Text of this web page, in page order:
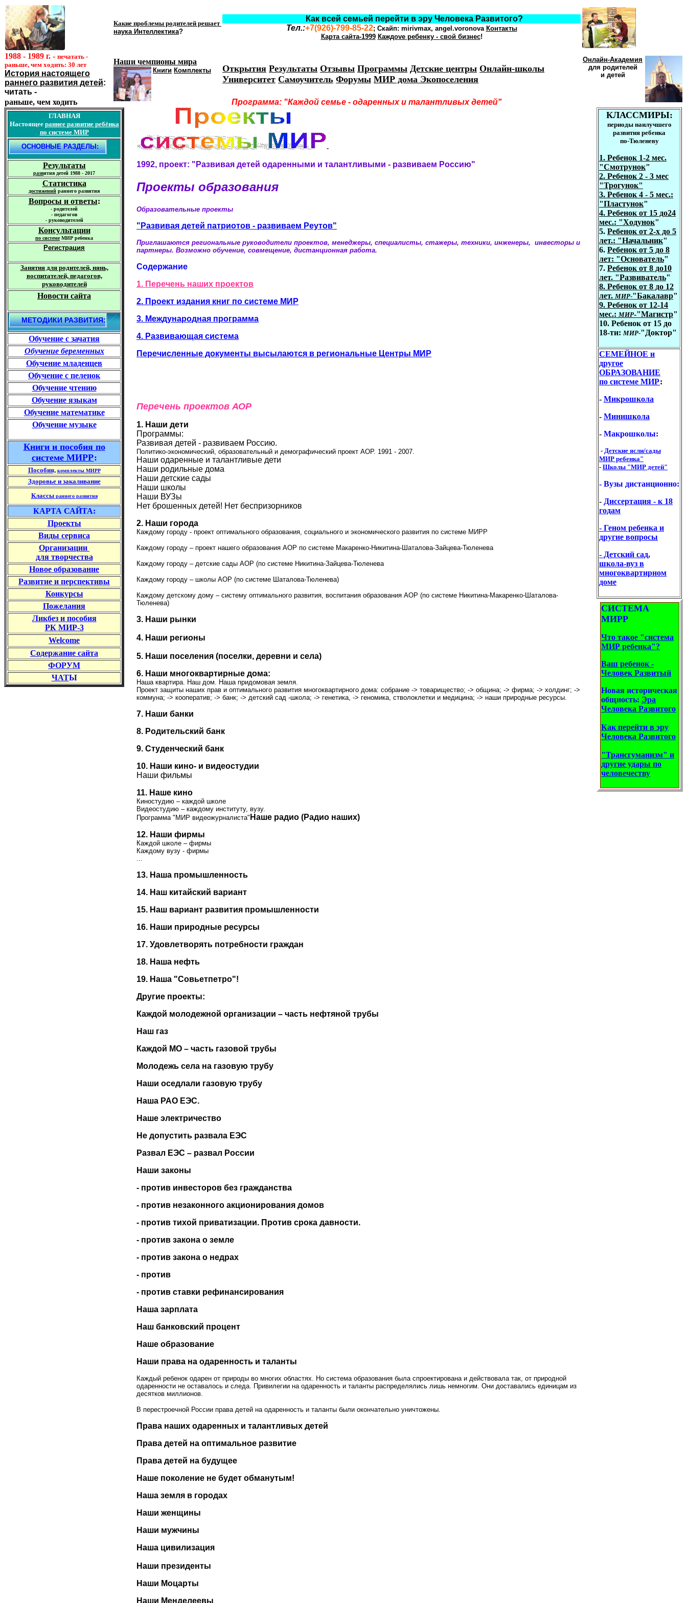
Какие проблемы родителей решает
наука Интеллектика?
Как всей семьей перейти в эру Человека Развитого?
Тел.:+7(926)-799-85-22; Скайп: mirivmax, angel.voronova Контакты
Карта сайта-1999 Каждоveребенку- свой бизнес!
1988 - 1989 г. - печатать -
раньше, чем ходить: 30 лет
История настоящего
раннего развития детей:
читать -
Наши чемпионы мира
Книги Комплекты Открытия Результаты Отзывы Программы Детские центры Онлайн-школы
Университет Самоучитель Форумы МИР дома Экопоселения
Онлайн-Академия
для родителей
и детей
раньше, чем ходить Программа: "Каждой семье - одаренных и талантливых детей"
ГЛАВНАЯ
Настоящее раннее развитиеребёнка
по системе МИР
ОСНОВНЫЕ РАЗДЕЛЫ:
Результаты
развития детей 1988 - 2017
Статистика
достижений раннего развития
Вопросы и ответы:
- родителей
- педагогов
- руководителей
Консультации
по системеМИР ребенка
Регистрация
Занятия для родителей, нянь,
воспитателей, педагогов,
руководителей
Новости сайта
МЕТОДИКИ РАЗВИТИЯ:
Обучение с зачатия
Обучение беременных
Обучение младенцев
Обучение с пеленок
Обучение чтению
Обучение языкам
Обучение математике
Обучение музыке
Книги и пособия по
системе МИРР:
Пособия, комплекты МИРР
Здоровье и закаливание
Классы раннего развития
КАРТА САЙТА:
Проекты
Виды сервиса
Организации
для творчества
Новое образование
Развитие и перспективы
Конкурсы
Пожелания
Ликбез и пособия
РК МИР-3
Welcome
Содержание сайта
ФОРУМ
ЧАТЫ
-
1992, проект: "Развивая детей одаренными и талантливыми - развиваем Россию"
Проекты образования
Образовательные проекты
"Развивая детей патриотов - развиваем Реутов"
Приглашаются региональные руководители проектов, менеджеры, специалисты, стажеры, техники, инженеры, инвесторы и
партнеры. Возможно обучение, совмещение, дистанционная работа.
Содержание
1. Перечень наших проектов
2. Проект издания книг по системе МИР
3. Международная программа
4. Развивающая система
Перечисленные документы высылаются в региональные Центры МИР
Перечень проектов АОР
1. Наши дети
Программы:
Развивая детей - развиваем Россию.
Политико-экономический, образовательный и демографический проект АОР. 1991 - 2007.
Наши одаренные и талантливые дети
Наши родильные дома
Наши детские сады
Наши школы
Наши ВУЗы
Нет брошенных детей! Нет беспризорников
2. Наши города
Каждому городу - проект оптимального образования, социального и экономического развития по системе МИРР
Каждому городу – проект нашего образования АОР по системе Макаренко-Никитина-Шаталова-Зайцева-Тюленева
Каждому городу – детские сады АОР (по системе Никитина-Зайцева-Тюленева
Каждому городу – школы АОР (по системе Шаталова-Тюленева)
Каждому детскому дому – систему оптимального развития, воспитания образования АОР (по системе Никитина-Макаренко-Шаталова-
Тюленева)
3. Наши рынки
4. Наши регионы
5. Наши поселения (поселки, деревни и села)
6. Наши многоквартирные дома:
Наша квартира. Наш дом. Наша придомовая земля.
Проект защиты наших прав и оптимального развития многоквартирного дома: собрание -> товарищество; -> община; -> фирма; -> холдинг; ->
коммуна; -> кооператив; -> банк; -> детский сад -школа; -> генетика, -> геномика, стволоклетки и медицина; -> наши природные ресурсы.
7. Наши банки
8. Родительский банк
9. Студенческий банк
10. Наши кино- и видеостудии
Наши фильмы
11. Наше кино
Киностудию – каждой школе
Видеостудию – каждому институту, вузу.
Программа "МИР видеожурналиста" Наше радио (Радио наших)
12. Наши фирмы
Каждой школе – фирмы
Каждому вузу - фирмы
13. Наша промышленность
14. Наш китайский вариант
15. Наш вариант развития промышленности
16. Наши природные ресурсы
17. Удовлетворять потребности граждан
18. Наша нефть
19. Наша "Совьетпетро"!
Другие проекты:
Каждой молодежной организации – часть нефтяной трубы
Наш газ
Каждой МО – часть газовой трубы
Молодежь села на газовую трубу
Наши оседлали газовую трубу
Наша РАО ЕЭС.
Наше электричество
Не допустить развала ЕЭС
Развал ЕЭС – развал России
Наши законы
- против инвесторов без гражданства
- против незаконного акционирования домов
- против тихой приватизации. Против срока давности.
- против закона о земле
- против закона о недрах
- против
- против ставки рефинансирования
Наша зарплата
Наш банковский процент
Наше образование
Наши права на одаренность и таланты
Каждый ребенок одарен от природы во многих областях. Но система образования была спроектирована и действовала так, от природной
одаренности не оставалось и следа. Привилегии на одаренность и таланты распределялись лишь немногим. Они доставались единицам из
десятков миллионов.
В перестроечной России права детей на одаренность и таланты были окончательно уничтожены.
Права наших одаренных и талантливых детей
Права детей на оптимальное развитие
Права детей на будущее
Наше поколение не будет обманутым!
Наша земля в городах
Наши женщины
Наши мужчины
Наша цивилизация
Наши президенты
Наши Моцарты
Наши Менделеевы
КЛАССМИРЫ:
периоды наилучшего
развития ребенка
по-Тюленеву
1. Ребенок 1-2 мес.
"Смотрунок"
2. Ребенок 2 - 3 мес
"Трогунок"
3. Ребенок 4 - 5 мес.:
"Пластунок"
4. Ребенок от 15 до24
мес.: "Ходунок"
5. Ребенок от 2-х до 5
лет.: "Начальник"
6. Ребенок от 5 до 8
лет: "Основатель"
7. Ребенок от 8 до10
лет. "Развиватель"
8. Ребенок от 8 до 12
лет. МИР-"Бакалавр"
9. Ребенок от 12-14
мес.: МИР-"Магистр"
10. Ребенок от 15 до
18-ти: МИР-"Доктор"
СЕМЕЙНОЕ и
другое
ОБРАЗОВАНИЕ
по системе МИР:
- Микрошкола
- Минишкола
- Макрошколы:
- Детские ясли/сады
МИР ребенка"
- Школы "МИР детей"
- Вузы дистанционно:
- Диссертация - к 18
годам
- Геном ребенка и
другие вопросы
- Детский сад,
школа-вуз в
многоквартирном
доме
СИСТЕМА
МИРР
Что такое "система
МИР ребенка"?
Ваш ребенок -
Человек Развитый
Новая историческая
общность: Эра
Человека Развитого
Как перейти в эру
Человека Развитого
"Трансгуманизм" и
другие удары по
человечеству